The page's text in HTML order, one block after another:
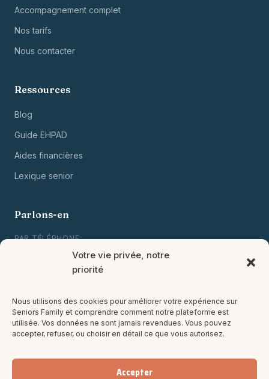
Votre vie privée, notre
priorité
Nous utilisons des cookies pour améliorer votre expérience sur
Seniors Family et comprendre comment notre plateforme est
utilisée. Vos données ne sont jamais revendues. Vous pouvez
accepter, refuser, ou choisir en détail ce que vous autorisez.
Accepter
Accompagnement complet
Nos tarifs
Nous contacter
Ressources
Blog
Guide EHPAD
Aides financières
Lexique senior
Parlons-en
PAR TÉLÉPHONE
01 80 88 00 00
PAR EMAIL
contact@seniorsfamily.com
NEWSLETTER MENSUELLE